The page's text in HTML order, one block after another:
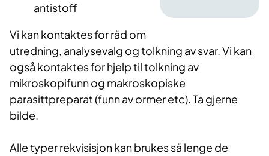
antistoff
Vi kan kontaktes for råd om
utredning, analysevalg og tolkning av svar. Vi kan
også kontaktes for hjelp til tolkning av
mikroskopifunn og makroskopiske
parasittpreparat (funn av ormer etc). Ta gjerne
bilde.
Alle typer rekvisisjon kan brukes så lenge de